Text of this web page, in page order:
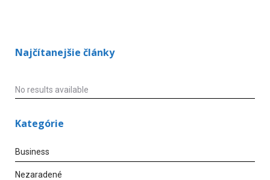
Najčítanejšie články
No results available
Kategórie
Business
Nezaradené